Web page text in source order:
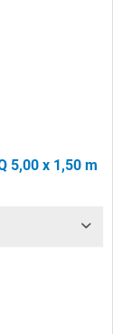
5,00 x 1,50 m